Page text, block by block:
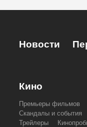
Новости
Кино
Премьеры фильмов
Скандалы и события
Трейлеры